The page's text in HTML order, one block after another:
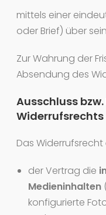
mittels einer
oder Brief) über
Zur Wahrung der
Absendung des
Ausschluss
Widerrufsrechts
Das Widerrufsrecht
der Vertrag die
Medieninhalten
konfigurierte